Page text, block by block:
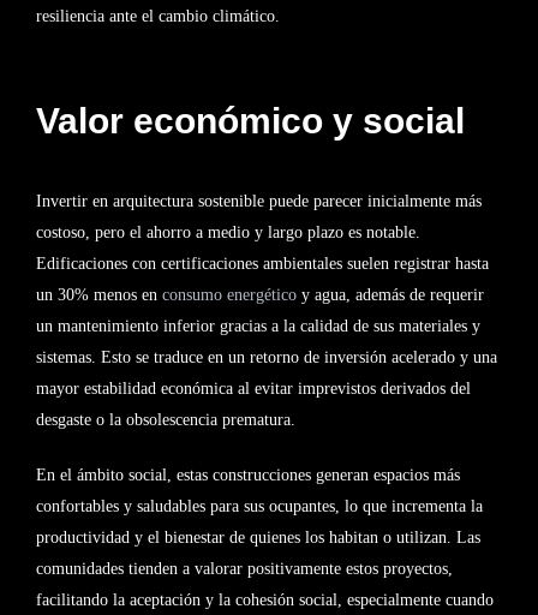
resiliencia ante el cambio climático.
Valor económico y social
Invertir en arquitectura sostenible puede parecer inicialmente más
costoso, pero el ahorro a medio y largo plazo es notable.
Edificaciones con certificaciones ambientales suelen registrar hasta
un 30% menos en consumo energético y agua, además de requerir
un mantenimiento inferior gracias a la calidad de sus materiales y
sistemas. Esto se traduce en un retorno de inversión acelerado y una
mayor estabilidad económica al evitar imprevistos derivados del
desgaste o la obsolescencia prematura.
En el ámbito social, estas construcciones generan espacios más
confortables y saludables para sus ocupantes, lo que incrementa la
productividad y el bienestar de quienes los habitan o utilizan. Las
comunidades tienden a valorar positivamente estos proyectos,
facilitando la aceptación y la cohesión social, especialmente cuando